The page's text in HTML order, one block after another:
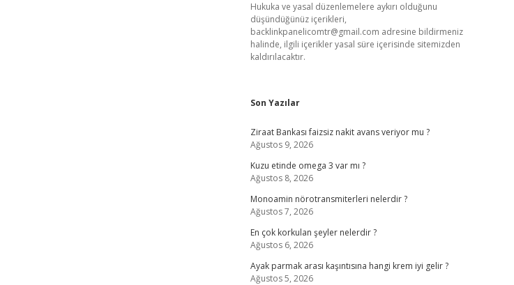
Hukuka ve yasal düzenlemelere aykırı olduğunu
düşündüğünüz içerikleri,
backlinkpanelicomtr@gmail.com adresine bildirmeniz
halinde, ilgili içerikler yasal süre içerisinde sitemizden
kaldırılacaktır.
Son Yazılar
Ziraat Bankası faizsiz nakit avans veriyor mu ?
Ağustos 9, 2026
Kuzu etinde omega 3 var mı ?
Ağustos 8, 2026
Monoamin nörotransmiterleri nelerdir ?
Ağustos 7, 2026
En çok korkulan şeyler nelerdir ?
Ağustos 6, 2026
Ayak parmak arası kaşıntısına hangi krem iyi gelir ?
Ağustos 5, 2026